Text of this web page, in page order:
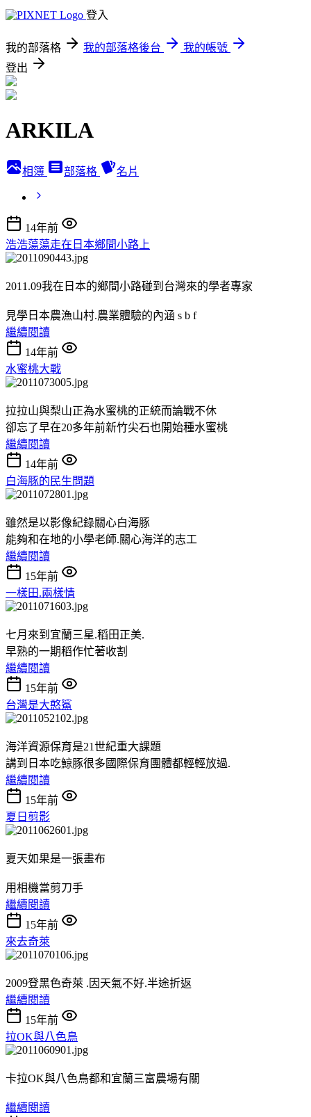
登入
我的部落格 我的部落格後台
我的帳號
登出
ARKILA
相簿 部落格 名片
14年前
浩浩蕩蕩走在日本鄉間小路上
2011.09我在日本的鄉間小路碰到台灣來的學者專家
見學日本農漁山村.農業體驗的內涵 s b f
繼續閱讀
14年前
水蜜桃大戰
拉拉山與梨山正為水蜜桃的正統而論戰不休
卻忘了早在20多年前新竹尖石也開始種水蜜桃
繼續閱讀
14年前
白海豚的民生問題
雖然是以影像紀錄關心白海豚
能夠和在地的小學老師.關心海洋的志工
繼續閱讀
15年前
一樣田.兩樣情
七月來到宜蘭三星.稻田正美.
早熟的一期稻作忙著收割
繼續閱讀
15年前
台灣是大憨鯊
海洋資源保育是21世紀重大課題
講到日本吃鯨豚很多國際保育團體都輕輕放過.
繼續閱讀
15年前
夏日剪影
夏天如果是一張畫布
用相機當剪刀手
繼續閱讀
15年前
來去奇萊
2009登黑色奇萊 .因天氣不好.半途折返
繼續閱讀
15年前
拉OK與八色鳥
卡拉OK與八色鳥都和宜蘭三富農場有關
繼續閱讀